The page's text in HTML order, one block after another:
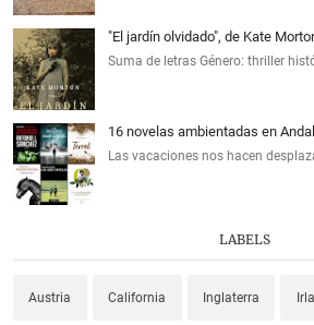
"El jardín olvidado", de Kate
Suma de letras Género: thriller
16 novelas ambientadas en
Las vacaciones nos hacen
LABELS
Austria California Inglaterra